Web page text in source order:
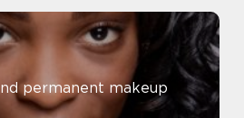
permanent makeup